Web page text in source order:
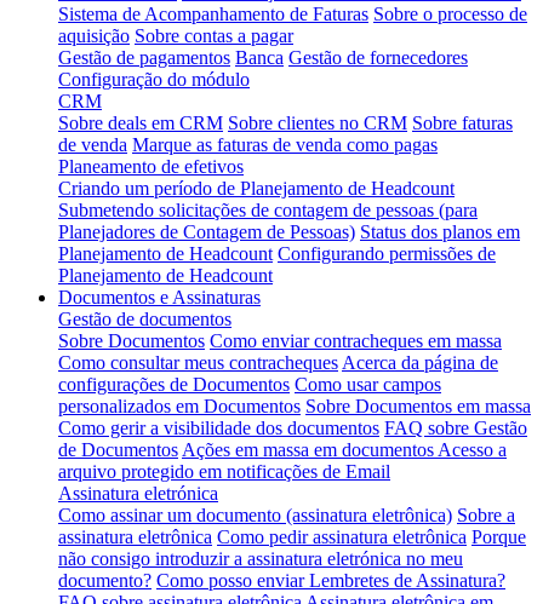
Sistema de Acompanhamento de Faturas Sobre o processo de
aquisição Sobre contas a pagar
Gestão de pagamentos Banca Gestão de fornecedores
Configuração do módulo
CRM
Sobre deals em CRM Sobre clientes no CRM Sobre faturas
de venda Marque as faturas de venda como pagas
Planeamento de efetivos
Criando um período de Planejamento de Headcount
Submetendo solicitações de contagem de pessoas (para
Planejadores de Contagem de Pessoas) Status dos planos em
Planejamento de Headcount Configurando permissões de
Planejamento de Headcount
Documentos e Assinaturas
Gestão de documentos
Sobre Documentos Como enviar contracheques em massa
Como consultar meus contracheques Acerca da página de
configurações de Documentos Como usar campos
personalizados em Documentos Sobre Documentos em massa
Como gerir a visibilidade dos documentos FAQ sobre Gestão
de Documentos Ações em massa em documentos Acesso a
arquivo protegido em notificações de Email
Assinatura eletrónica
Como assinar um documento (assinatura eletrônica) Sobre a
assinatura eletrônica Como pedir assinatura eletrônica Porque
não consigo introduzir a assinatura eletrónica no meu
documento? Como posso enviar Lembretes de Assinatura?